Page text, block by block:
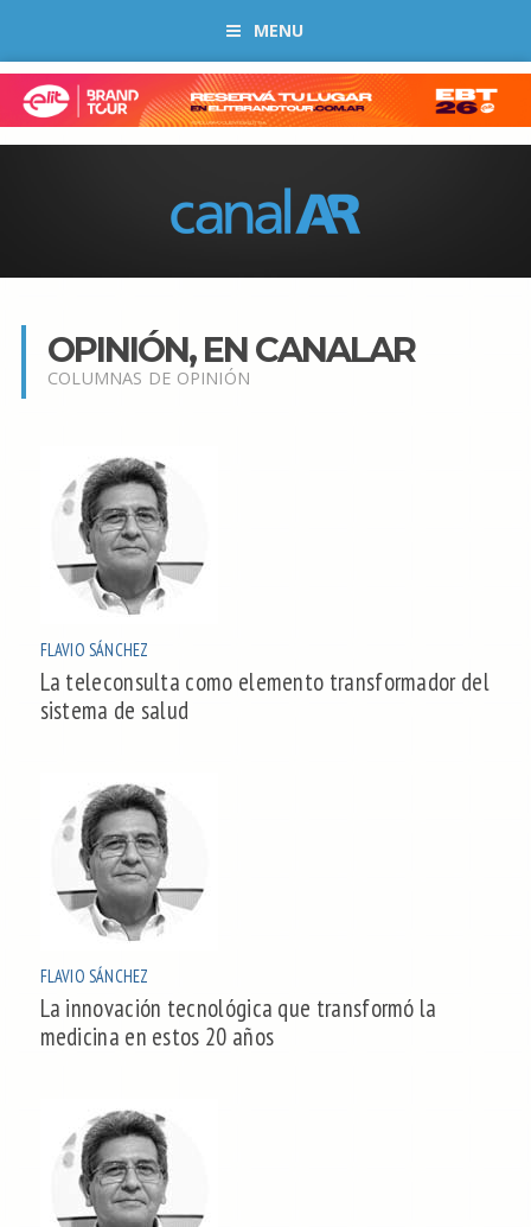
MENU
OPINIÓN, EN CANALAR
COLUMNAS DE OPINIÓN
FLAVIO SÁNCHEZ
La teleconsulta como elemento transformador del
sistema de salud
FLAVIO SÁNCHEZ
La innovación tecnológica que transformó la
medicina en estos 20 años